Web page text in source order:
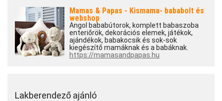
Mamas & Papas - Kismama- bababolt és
webshop
Angol bababútorok, komplett babaszoba
enteriőrök, dekorációs elemek, játékok,
ajándékok, babakocsik és sok-sok
kiegészítő mamáknak és a babáknak.
https://mamasandpapas.hu
Lakberendező ajánló